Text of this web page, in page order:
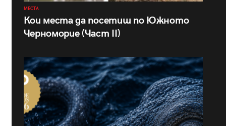
МЕСТА
Кои места да посетиш по Южното
Черноморие (Част II)